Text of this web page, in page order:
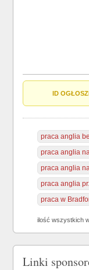
ID
praca anglia
praca anglia
praca anglia
praca anglia
praca w
ilość wszystkich
Linki